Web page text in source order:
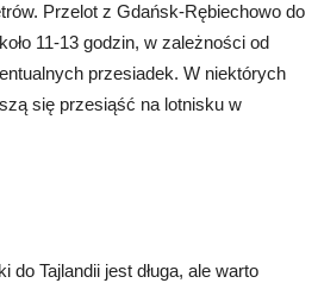
Przelot z Gdańsk-Rębiechowo do
11-13 godzin, w zależności od
przesiadek. W niektórych
się przesiąść na lotnisku w
do Tajlandii jest długa, ale warto